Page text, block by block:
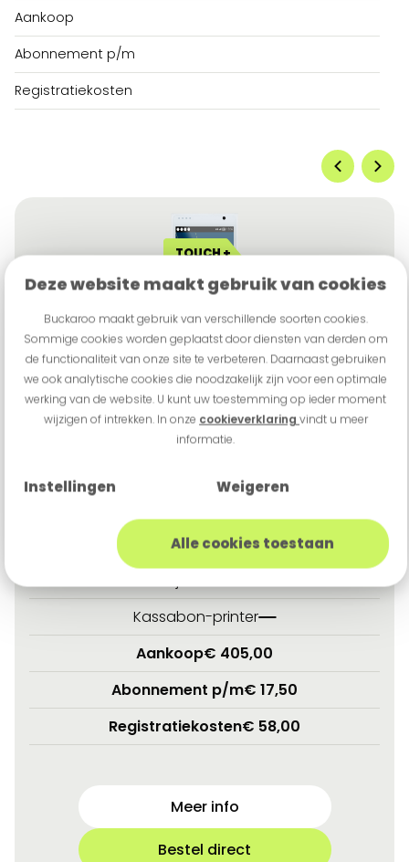
Deze website maakt gebruik van cookies
Buckaroo maakt gebruik van verschillende soorten cookies.
Sommige cookies worden geplaatst door diensten van derden om
de functionaliteit van onze site te verbeteren. Daarnaast gebruiken
we ook analytische cookies die noodzakelijk zijn voor een optimale
werking van de website. U kunt uw toestemming op ieder moment
wijzigen of intrekken. In onze cookieverklaring vindt u meer
informatie.
Instellingen Weigeren
Alle cookies toestaan
Aankoop
Abonnement p/m
Registratiekosten
TOUCH +
Buck Smart
Verbinding4G + Wifi
Terugbetaling
Kassabon-printer
Aankoop€ 405,00
Abonnement p/m€ 17,50
Registratiekosten€ 58,00
Meer info
Bestel direct